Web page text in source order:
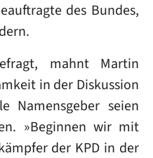
des Bundes,
mahnt Martin
in der Diskussion
Namensgeber seien
»Beginnen wir mit
der KPD in der